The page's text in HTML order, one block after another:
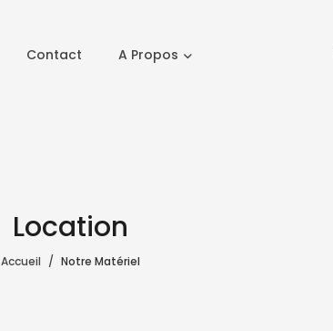
Contact A Propos
Location
Accueil Notre Matériel